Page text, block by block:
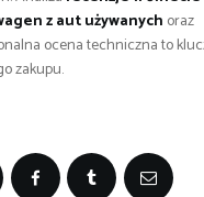
z aut używanych oraz
ocena techniczna to
zakupu.